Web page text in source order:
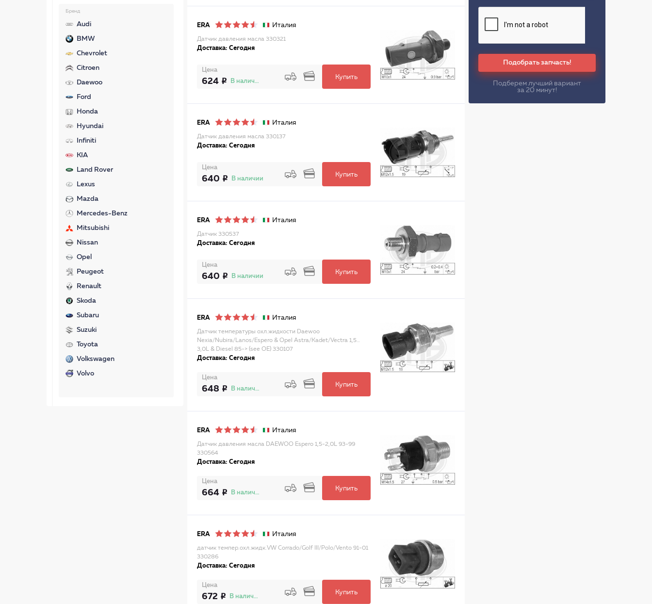
Бренд
Audi
BMW
Chevrolet
Citroen
Daewoo
Ford
Honda
Hyundai
Infiniti
KIA
Land Rover
Lexus
Mazda
Mercedes-Benz
Mitsubishi
Nissan
Opel
Peugeot
Renault
Skoda
Subaru
Suzuki
Toyota
Volkswagen
Volvo
ERA Италия
Датчик давления масла 330321
Доставка: Сегодня
Цена
624 В наличии
Купить
ERA Италия
Датчик давления масла 330137
Доставка: Сегодня
Цена
640 В наличии
Купить
ERA Италия
Датчик 330537
Доставка: Сегодня
Цена
640 В наличии
Купить
ERA Италия
Датчик температуры охл.жидкости Daewoo
Nexia/Nubira/Lanos/Espero & Opel Astra/Kadet/Vectra 1,5…
3,0L & Diesel 85-> (see OE) 330107
Доставка: Сегодня
Цена
648 В наличии
Купить
ERA Италия
Датчик давления масла DAEWOO Espero 1,5-2,0L 93-99
330564
Доставка: Сегодня
Цена
664 В наличии
Купить
ERA Италия
датчик темпер.охл.жидк.VW Corrado/Golf III/Polo/Vento 91-01
330286
Доставка: Сегодня
Цена
672 В наличии
Купить
Подобрать запчасть!
Подберем лучший вариант
за 20 минут!